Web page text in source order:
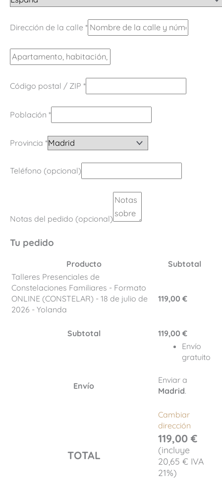
Dirección de la calle *
Código postal / ZIP *
Población *
Provincia *
Teléfono (opcional)
Notas del pedido (opcional)
Tu pedido
Producto
Subtotal
Talleres Presenciales de
Constelaciones Familiares - Formato
ONLINE (CONSTELAR) - 18 de julio de
2026 - Yolanda
119,00 €
Subtotal 119,00 €
Envío
Envío
gratuito
Enviar a
Madrid.
Cambiar
dirección
TOTAL
119,00 €
(incluye
20,65 € IVA
21%)